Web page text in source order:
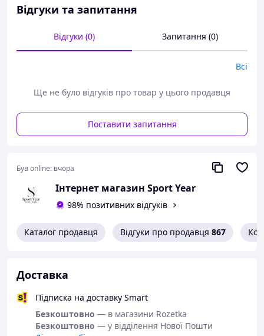
Накладений платіж (оплата при отриманні)
Обмін/повернення
Середина: текстиль
Розміри (довжина устілки)
40-26 см
44-29 см
Відгуки та запитання
Відгуки (0) Запитання (0)
Всі
Ще не було відгуків про товар у цього продавця
Поставити запитання
Був online: вчора
Інтернет магазин Sport Year
98% позитивних відгуків
Каталог продавця Відгуки про продавця 867
Доставка
Підписка на доставку Smart
Безкоштовно — в магазини Rozetka
Безкоштовно — у відділення Нової Пошти